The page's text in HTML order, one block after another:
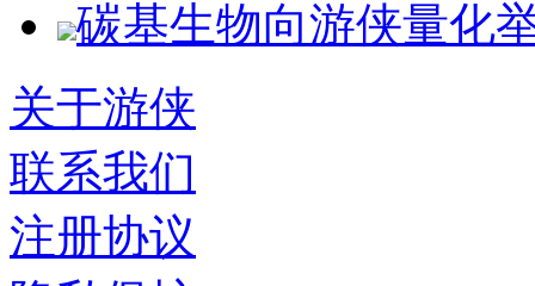
碳基生物向游侠量化
关于游侠
联系我们
注册协议